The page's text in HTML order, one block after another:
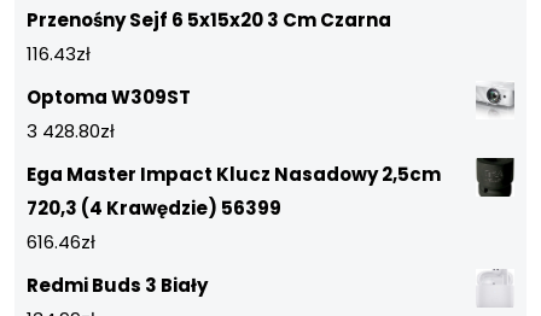
Przenośny Sejf 6 5x15x20 3 Cm Czarna
116.43zł
Optoma W309ST
3 428.80zł
Ega Master Impact Klucz Nasadowy 2,5cm
720,3 (4 Krawędzie) 56399
616.46zł
Redmi Buds 3 Biały